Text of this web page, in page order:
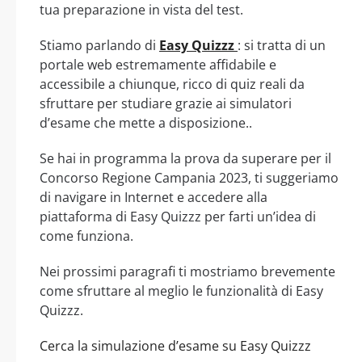
tua preparazione in vista del test.
Stiamo parlando di Easy Quizzz : si tratta di un
portale web estremamente affidabile e
accessibile a chiunque, ricco di quiz reali da
sfruttare per studiare grazie ai simulatori
d’esame che mette a disposizione..
Se hai in programma la prova da superare per il
Concorso Regione Campania 2023, ti suggeriamo
di navigare in Internet e accedere alla
piattaforma di Easy Quizzz per farti un’idea di
come funziona.
Nei prossimi paragrafi ti mostriamo brevemente
come sfruttare al meglio le funzionalità di Easy
Quizzz.
Cerca la simulazione d’esame su Easy Quizzz